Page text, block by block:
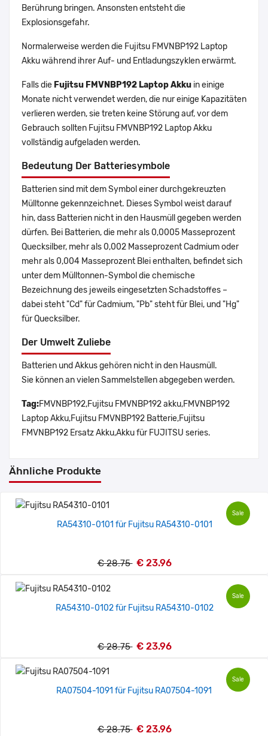
Berührung bringen. Ansonsten entsteht die
Explosionsgefahr.
Normalerweise werden die Fujitsu FMVNBP192 Laptop
Akku während ihrer Auf- und Entladungszyklen erwärmt.
Falls die Fujitsu FMVNBP192 Laptop Akku in einige
Monate nicht verwendet werden, die nur einige Kapazitäten
verlieren werden, sie treten keine Störung auf, vor dem
Gebrauch sollten Fujitsu FMVNBP192 Laptop Akku
vollständig aufgeladen werden.
Bedeutung Der Batteriesymbole
Batterien sind mit dem Symbol einer durchgekreuzten
Mülltonne gekennzeichnet. Dieses Symbol weist darauf
hin, dass Batterien nicht in den Hausmüll gegeben werden
dürfen. Bei Batterien, die mehr als 0,0005 Masseprozent
Quecksilber, mehr als 0,002 Masseprozent Cadmium oder
mehr als 0,004 Masseprozent Blei enthalten, befindet sich
unter dem Mülltonnen-Symbol die chemische
Bezeichnung des jeweils eingesetzten Schadstoffes –
dabei steht "Cd" für Cadmium, "Pb" steht für Blei, und "Hg"
für Quecksilber.
Der Umwelt Zuliebe
Batterien und Akkus gehören nicht in den Hausmüll.
Sie können an vielen Sammelstellen abgegeben werden.
Tag:FMVNBP192,Fujitsu FMVNBP192 akku,FMVNBP192
Laptop Akku,Fujitsu FMVNBP192 Batterie,Fujitsu
FMVNBP192 Ersatz Akku,Akku für FUJITSU series.
Ähnliche Produkte
Sale
RA54310-0101 für Fujitsu RA54310-0101
€ 28.75 € 23.96
Sale
RA54310-0102 für Fujitsu RA54310-0102
€ 28.75 € 23.96
Sale
RA07504-1091 für Fujitsu RA07504-1091
€ 28.75 € 23.96